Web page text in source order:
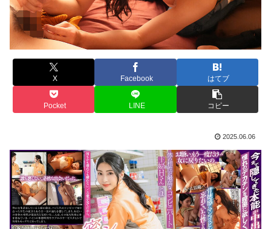
X Facebook はてブ
Pocket LINE コピー
2025.06.06